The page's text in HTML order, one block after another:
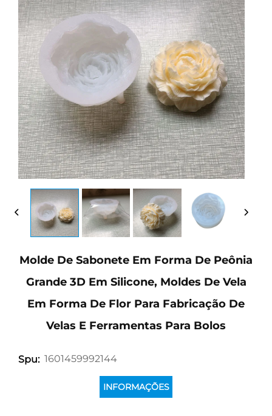
Molde De Sabonete Em Forma De Peônia
Grande 3D Em Silicone, Moldes De Vela
Em Forma De Flor Para Fabricação De
Velas E Ferramentas Para Bolos
Spu: 1601459992144
INFORMAÇÕES